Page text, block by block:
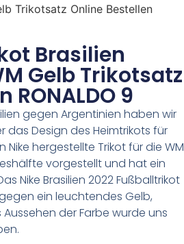
Trikotsatz Online Bestellen
Brasilien
Gelb Trikotsatz
RONALDO 9
gegen Argentinien haben wir
Design des Heimtrikots für
Nike hergestellte Trikot für die WM
vorgestellt und hat ein
Nike Brasilien 2022 Fußballtrikot
ein leuchtendes Gelb,
Aussehen der Farbe wurde uns